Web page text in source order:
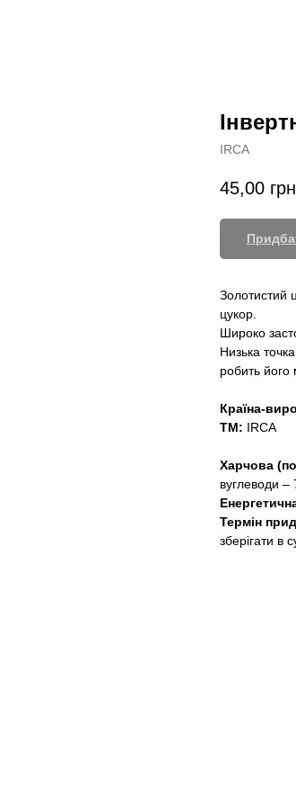
IRCA
45,00
Золотистий
цукор.
Широко
Низька
робить його
Країна-
ТМ: IRCA
Харчова
вуглеводи –
Термін
зберігати в